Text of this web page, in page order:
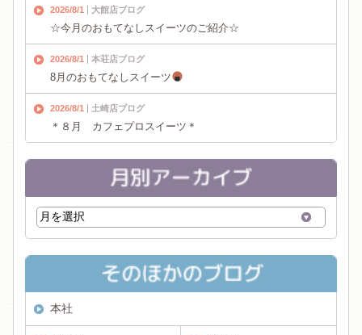
2026/8/1 大館店ブログ
☆今月のおもてなしスイーツのご紹介☆
2026/8/1 本荘店ブログ
8月のおもてなしスイーツ
2026/8/1 土崎店ブログ
＊８月 カフェプロスイーツ＊
本社